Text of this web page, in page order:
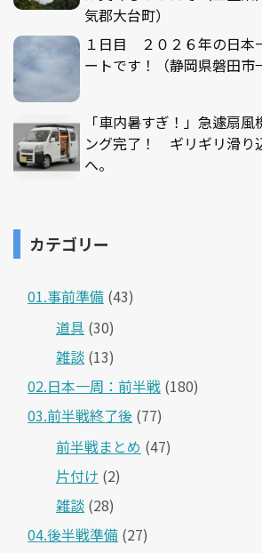
気郡大台町）
１日目 ２０２６年の日本
ートです！（静岡県磐田市
「車内暑すぎ！」急遽扇
ング完了！ ギリギリ滑り
へ。
カテゴリー
01.事前準備 (43)
道具 (30)
雑談 (13)
02.日本一周：前半戦 (180)
03.前半戦終了後 (77)
前半戦まとめ (47)
片付け (2)
雑談 (28)
04.後半戦準備 (27)